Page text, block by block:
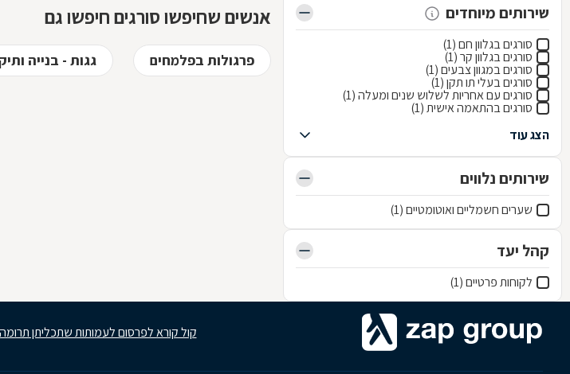
שירותים מיוחדים
סורגים בגלוון חם (1)
סורגים בגלוון קר (1)
סורגים במגוון צבעים (1)
סורגים בעלי תו תקן (1)
סורגים עם אחריות לשלוש שנים ומעלה (1)
סורגים בהתאמה אישית (1)
הצג עוד
שירותים נלווים
שערים חשמליים ואוטומטיים (1)
קהל יעד
לקוחות פרטיים (1)
סורגים מגולוונים? כיצד ניתן
הסורגים? כל הטיפים
לפניכם
אנשים שחיפשו סורגים חיפשו גם
פרגולות בפלמחים גגות - בנייה
קול קורא לפרסום לעמותות שתכליתן